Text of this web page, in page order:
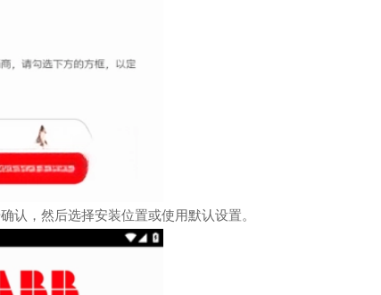
认，然后选择安装位置或使用默认设置。